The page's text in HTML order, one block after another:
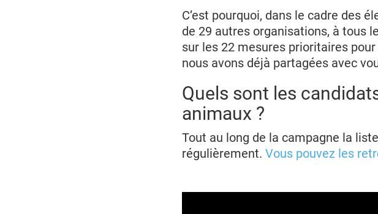
C’est pourquoi, dans le cadre des
de 29 autres organisations, à tous
sur les 22 mesures prioritaires
nous avons déjà partagées avec
Quels sont les
animaux ?
Tout au long de la campagne la
régulièrement. Vous pouvez les